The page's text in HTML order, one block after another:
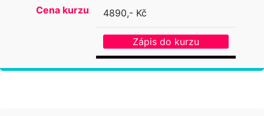
Cena kurzu 4890,- Kč
Zápis do kurzu